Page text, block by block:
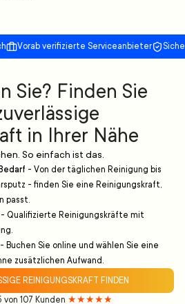
Vorab verifizierte Serviceanbieter
Sie? Finden Sie
in Ihrer Nähe
So einfach ist das.
- Von der täglichen Reinigung bis
- finden Sie eine Reinigungskraft,
passt.
- Qualifizierte Reinigungskräfte mit
- Buchen Sie online und wählen Sie eine
zusätzlichen Aufwand.
REINIGUNGSKRAFT FINDEN
107 Kunden ★★★★★